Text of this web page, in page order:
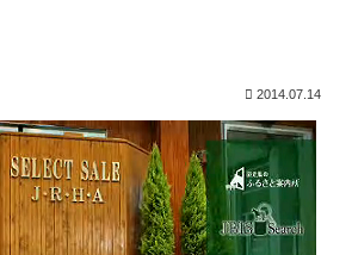
2014.07.14